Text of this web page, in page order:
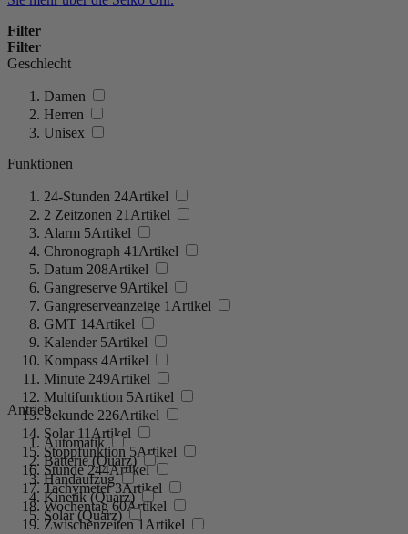
Filter
Filter
Geschlecht
Damen
Herren
Unisex
Funktionen
24-Stunden 24Artikel
2 Zeitzonen 21 Artikel
Alarm 5Artikel
Chronograph 41 Artikel
Datum 208Artikel
Gangreserve 9Artikel
Gangreserveanzeige 1 Artikel
GMT 14Artikel
Kalender 5Artikel
Kompass 4Artikel
Minute 249Artikel
Multifunktion 5Artikel
Sekunde 226Artikel
Solar 11 Artikel
Stoppfunktion 5Artikel
Stunde 244Artikel
Tachymeter 3Artikel
Wochentag 60Artikel
Zwischenzeiten 1 Artikel
Antrieb
Automatik
Batterie (Quarz)
Handaufzug
Kinetik (Quarz)
Solar (Quarz)